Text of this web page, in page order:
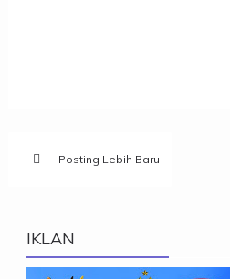
Posting Lebih Baru
IKLAN